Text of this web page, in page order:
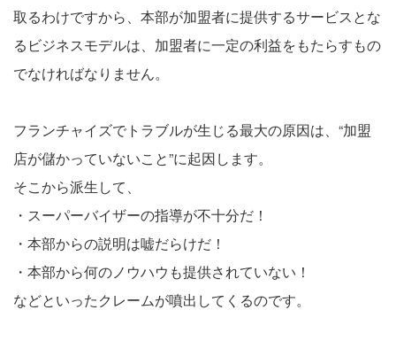
取るわけですから、本部が加盟者に提供するサービスとな
るビジネスモデルは、加盟者に一定の利益をもたらすもの
でなければなりません。
フランチャイズでトラブルが生じる最大の原因は、“加盟
店が儲かっていないこと”に起因します。
そこから派生して、
・スーパーバイザーの指導が不十分だ！
・本部からの説明は嘘だらけだ！
・本部から何のノウハウも提供されていない！
などといったクレームが噴出してくるのです。